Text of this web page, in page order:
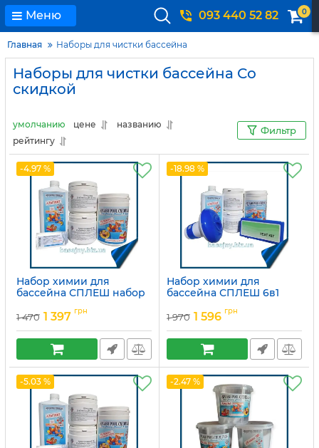
Меню 093 440 52 82 0
Главная Наборы для чистки бассейна
Наборы для чистки бассейна Со
скидкой
умолчанию цене
названию
рейтингу
Фильтр
-4.97 %
Набор химии для
бассейна СПЛЕШ набор
Артикул: 15049757
1 470 1 397 грн
-18.98 %
Набор химии для
бассейна СПЛЕШ 6в1
1 970 1 596 грн
-5.03 % -2.47 %